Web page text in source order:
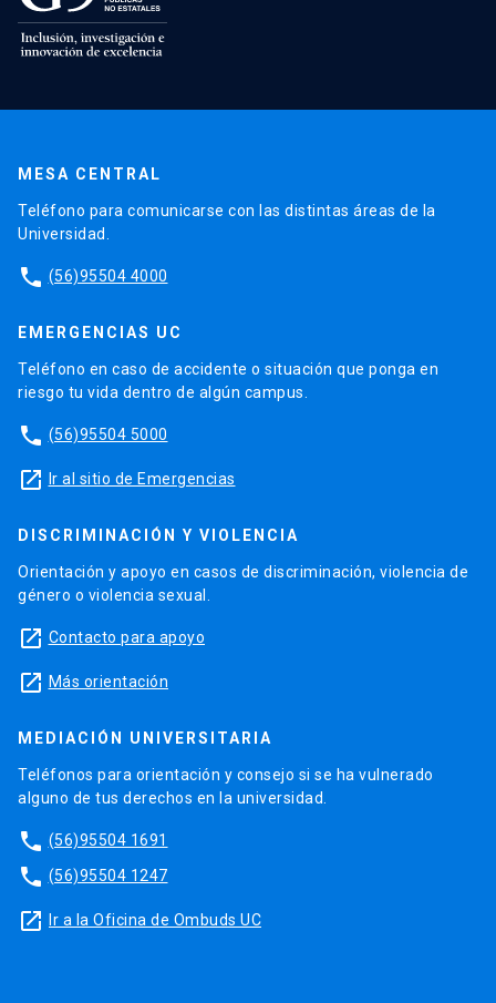
MESA CENTRAL
Teléfono para comunicarse con las distintas áreas de la
Universidad.
phone (56)95504 4000
EMERGENCIAS UC
Teléfono en caso de accidente o situación que ponga en
riesgo tu vida dentro de algún campus.
phone (56)95504 5000
launch Ir al sitio de Emergencias
DISCRIMINACIÓN Y VIOLENCIA
Orientación y apoyo en casos de discriminación, violencia de
género o violencia sexual.
launch Contacto para apoyo
launch Más orientación
MEDIACIÓN UNIVERSITARIA
Teléfonos para orientación y consejo si se ha vulnerado
alguno de tus derechos en la universidad.
phone (56)95504 1691
phone (56)95504 1247
launch Ir a la Oficina de Ombuds UC